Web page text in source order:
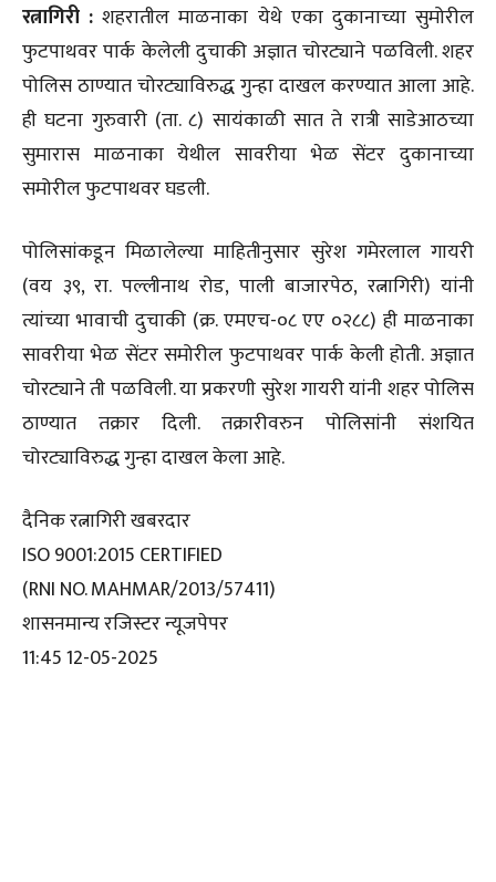
रत्नागिरी :शहरातील माळनाका येथे एका दुकानाच्या सुमोरील
फुटपाथवर पार्क केलेली दुचाकी अज्ञात चोरट्याने पळविली. शहर
पोलिस ठाण्यात चोरट्याविरुद्ध गुन्हा दाखल करण्यात आला आहे.
ही घटना गुरुवारी (ता. ८) सायंकाळी सात ते रात्री साडेआठच्या
सुमारास माळनाका येथील सावरीया भेळ सेंटर दुकानाच्या
समोरील फुटपाथवर घडली.
पोलिसांकडून मिळालेल्या माहितीनुसार सुरेश गमेरलाल गायरी
(वय ३९, रा. पल्लीनाथ रोड, पाली बाजारपेठ, रत्नागिरी) यांनी
त्यांच्या भावाची दुचाकी (क्र. एमएच-०८ एए ०२८८) ही माळनाका
सावरीया भेळ सेंटर समोरील फुटपाथवर पार्क केली होती. अज्ञात
चोरट्याने ती पळविली. या प्रकरणी सुरेश गायरी यांनी शहर पोलिस
ठाण्यात तक्रार दिली. तक्रारीवरुन पोलिसांनी संशयित
चोरट्याविरुद्ध गुन्हा दाखल केला आहे.
दैनिक रत्नागिरी खबरदार
ISO 9001:2015 CERTIFIED
(RNI NO. MAHMAR/2013/57411)
शासनमान्य रजिस्टर न्यूजपेपर
11:45 12-05-2025